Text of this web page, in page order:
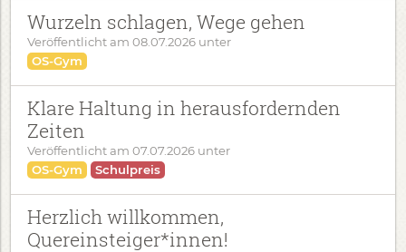
Wurzeln schlagen, Wege gehen
Veröffentlicht am 08.07.2026 unter
OS-Gym
Klare Haltung in herausfordernden
Zeiten
Veröffentlicht am 07.07.2026 unter
OS-Gym
Schulpreis
Herzlich willkommen,
Quereinsteiger*innen!